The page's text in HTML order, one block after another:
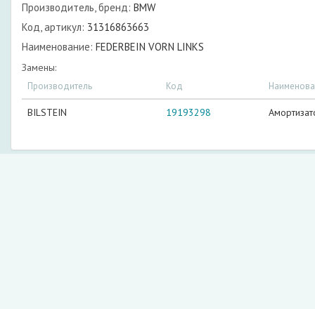
Производитель, бренд: BMW
Код, артикул: 31316863663
Наименование: FEDERBEIN VORN LINKS
Замены:
Производитель Код
BILSTEIN 19193298